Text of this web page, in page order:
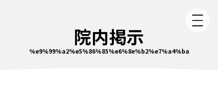
院内掲示
%e9%99%a2%e5%86%85%e6%8e%b2%e7%a4%ba